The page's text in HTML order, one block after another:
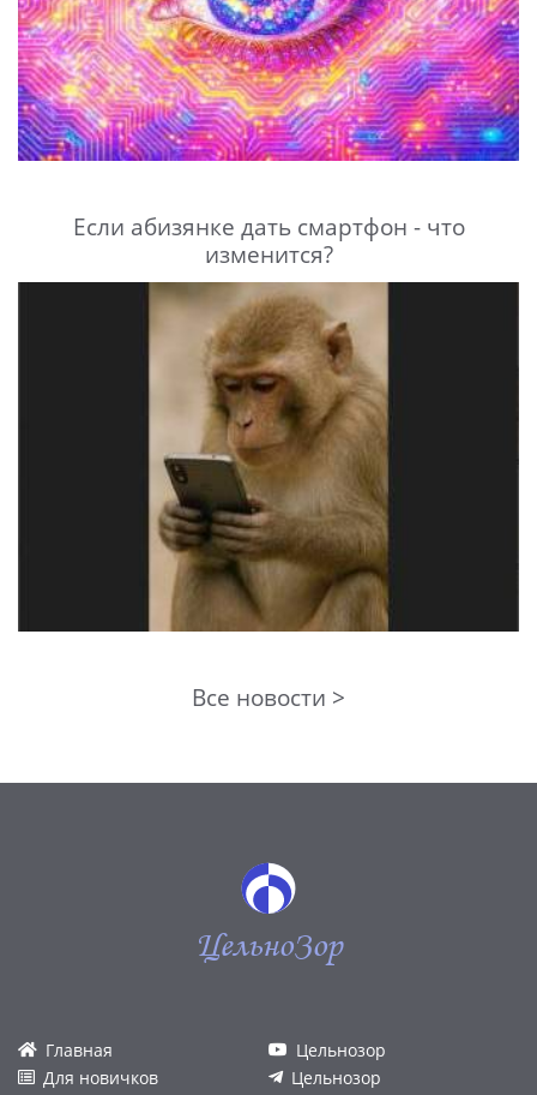
Если абизянке дать смартфон - что
изменится?
Все новости >
ЦельноЗор
Главная
Для новичков
Цельнозор
Цельнозор